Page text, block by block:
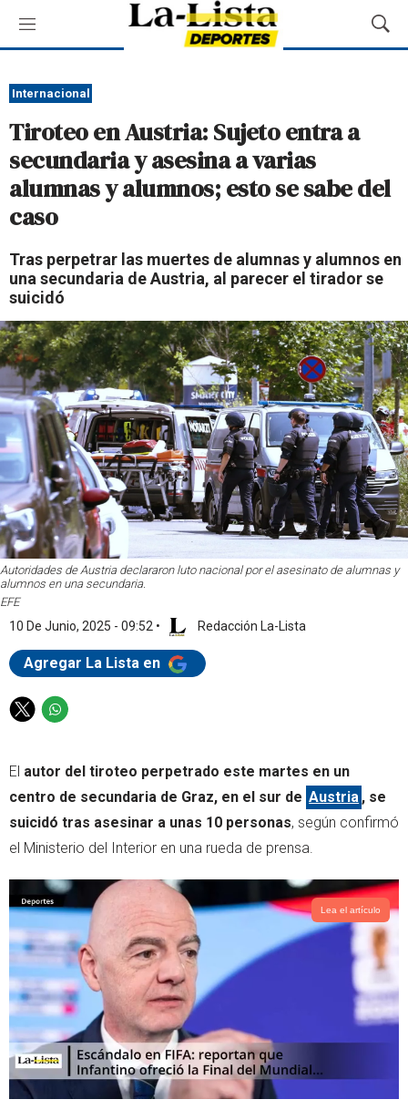
M
e
ú
M
o
ú
e
d
Internacional
Tiroteo en Austria: Sujeto entra a
secundaria y asesina a varias
alumnas y alumnos; esto se sabe del
caso
Tras perpetrar las muertes de alumnas y alumnos en
una secundaria de Austria, al parecer el tirador se
suicidó
Autoridades de Austria declararon luto nacional por el asesinato de alumnas y
alumnos en una secundaria.
EFE
10 De Junio, 2025 - 09:52 • Redacción La-Lista
Agregar La Lista en
T
t
t
e
r
W
t
s
a
p
p
El autor del tiroteo perpetrado este martes en un
centro de secundaria de Graz, en el sur de Austria , se
suicidó tras asesinar a unas 10 personas, según confirmó
el Ministerio del Interior en una rueda de prensa.
Lea el artículo